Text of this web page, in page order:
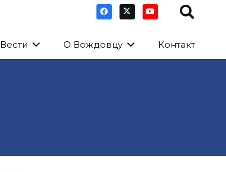
Вести О Вождовцу Контакт